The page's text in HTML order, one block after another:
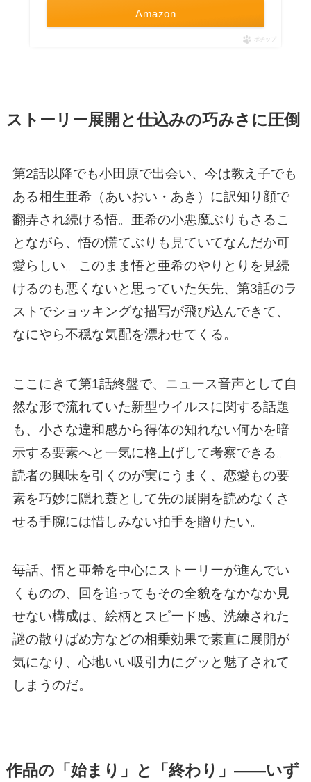
Amazon
ポチップ
ストーリー展開と仕込みの巧みさに圧倒
第2話以降でも小田原で出会い、今は教え子でも
ある相生亜希（あいおい・あき）に訳知り顔で
翻弄され続ける悟。亜希の小悪魔ぶりもさるこ
とながら、悟の慌てぶりも見ていてなんだか可
愛らしい。このまま悟と亜希のやりとりを見続
けるのも悪くないと思っていた矢先、第3話のラ
ストでショッキングな描写が飛び込んできて、
なにやら不穏な気配を漂わせてくる。
ここにきて第1話終盤で、ニュース音声として自
然な形で流れていた新型ウイルスに関する話題
も、小さな違和感から得体の知れない何かを暗
示する要素へと一気に格上げして考察できる。
読者の興味を引くのが実にうまく、恋愛もの要
素を巧妙に隠れ蓑として先の展開を読めなくさ
せる手腕には惜しみない拍手を贈りたい。
毎話、悟と亜希を中心にストーリーが進んでい
くものの、回を追ってもその全貌をなかなか見
せない構成は、絵柄とスピード感、洗練された
謎の散りばめ方などの相乗効果で素直に展開が
気になり、心地いい吸引力にグッと魅了されて
しまうのだ。
作品の「始まり」と「終わり」――いず